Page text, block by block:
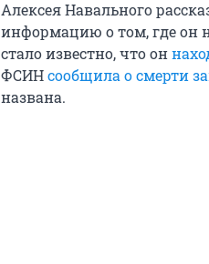
Алексея Навального
информацию о том, где он
стало известно, что он
ФСИНсообщила о смерти
названа.